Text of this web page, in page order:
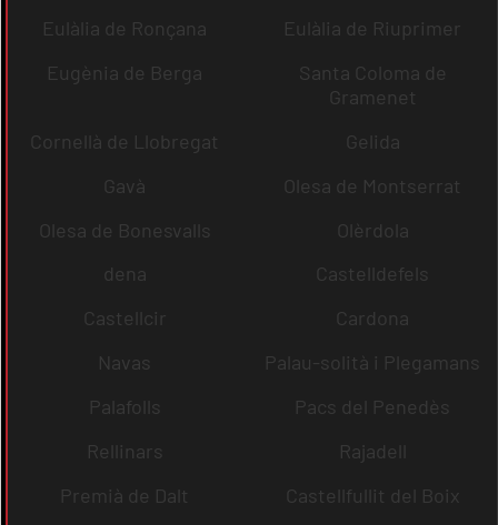
Eulàlia de Ronçana
Eulàlia de Riuprimer
Eugènia de Berga
Santa Coloma de
Gramenet
Cornellà de Llobregat
Gelida
Gavà
Olesa de Montserrat
Olesa de Bonesvalls
Olèrdola
dena
Castelldefels
Castellcir
Cardona
Navas
Palau-solità i Plegamans
Palafolls
Pacs del Penedès
Rellinars
Rajadell
Premià de Dalt
Castellfullit del Boix